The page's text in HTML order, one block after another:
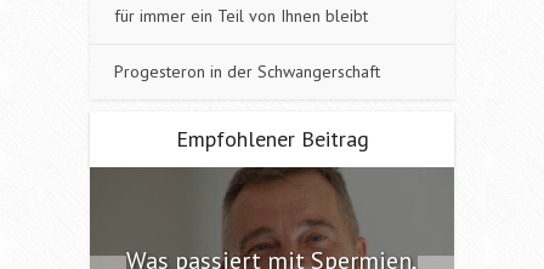
für immer ein Teil von Ihnen bleibt
Progesteron in der Schwangerschaft
Empfohlener Beitrag
Was passiert mit Spermien,